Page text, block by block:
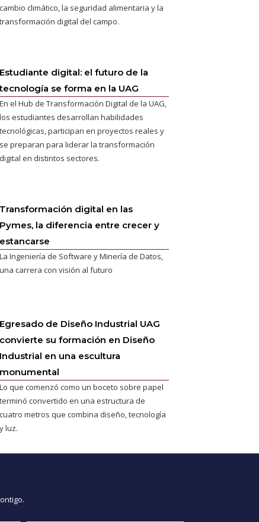
cambio climático, la seguridad alimentaria y la
transformación digital del campo.
Estudiante digital: el futuro de la
tecnología se forma en la UAG
En el Hub de Transformación Digital de la UAG,
los estudiantes desarrollan habilidades
tecnológicas, participan en proyectos reales y
se preparan para liderar la transformación
digital en distintos sectores.
Transformación digital en las
Pymes, la diferencia entre crecer y
estancarse
La Ingeniería de Software y Minería de Datos,
una carrera con visión al futuro
Egresado de Diseño Industrial UAG
convierte su formación en Diseño
Industrial en una escultura
monumental
Lo que comenzó como un boceto sobre papel
terminó convertido en una estructura de
cuatro metros que combina diseño, tecnología
y luz.